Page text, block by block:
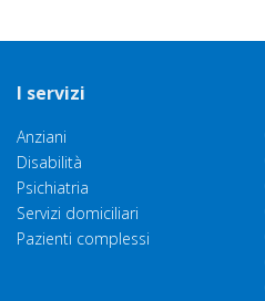
I servizi
Anziani
Disabilità
Psichiatria
Servizi domiciliari
Pazienti complessi